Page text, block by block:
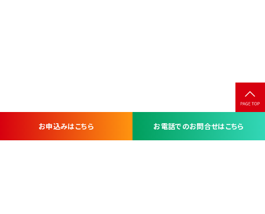
お申込みはこちら お電話でのお問合せはこちら